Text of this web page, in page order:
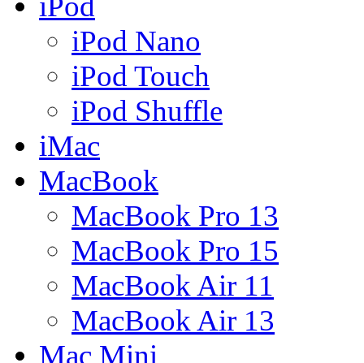
iPod Nano
iPod Touch
iPod Shuffle
iMac
MacBook
MacBook Pro 13
MacBook Pro 15
MacBook Air 11
MacBook Air 13
Mac Mini